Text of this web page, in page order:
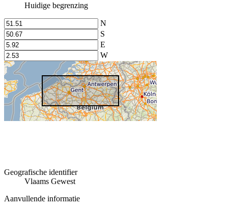
Huidige begrenzing
N
S
E
W
Geografische identifier
Vlaams Gewest
Aanvullende informatie